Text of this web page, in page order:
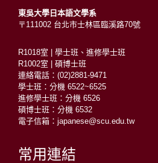
東吳大學日本語文學系
〒111002 台北市士林區臨溪路70號
R1018室 | 學士班、進修學士班
R1002室 | 碩博士班
連絡電話：(02)2881-9471
學士班：分機 6522~6525
進修學士班：分機 6526
碩博士班：分機 6532
電子信箱：japanese@scu.edu.tw
常用連結